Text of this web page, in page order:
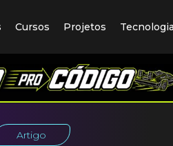
Cursos Projetos
Artigo